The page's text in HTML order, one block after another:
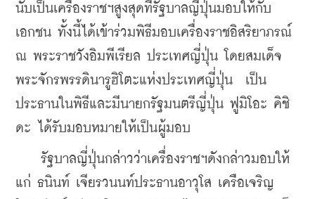
นับเป็นเครื่องราชฯสูงสุดที่รัฐบาลญี่ปุ่นมอบให้กับ
เอกชน ทั้งนี้ได้เข้าร่วมพิธีมอบเครื่องราชอิสริยาภรณ์
ณ พระราชวังอิมพีเรียล ประเทศญี่ปุ่น โดยสมเด็จ
พระจักรพรรดินารูฮิโตะแห่งประเทศญี่ปุ่น  เป็น
ประธานในพิธีและมีนายกรัฐมนตรีญี่ปุ่น ฟูมิโอะ คิชิ
ดะ ได้รับมอบหมายให้เป็นผู้มอบ
รัฐบาลญี่ปุ่นกล่าวว่าเครื่องราชฯดังกล่าวมอบให้
แก่ ธนินท์ เจียรวนนท์ประธานอาวุโส เครือเจริญ